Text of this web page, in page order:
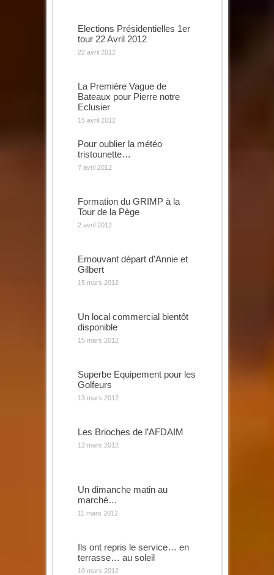
Elections Présidentielles 1er
tour 22 Avril 2012
22 avril 2012
La Première Vague de
Bateaux pour Pierre notre
Eclusier
15 avril 2012
Pour oublier la météo
tristounette…
7 avril 2012
Formation du GRIMP à la
Tour de la Pège
2 avril 2012
Emouvant départ d’Annie et
Gilbert
15 mars 2012
Un local commercial bientôt
disponible
15 mars 2012
Superbe Equipement pour les
Golfeurs
13 mars 2012
Les Brioches de l’AFDAIM
12 mars 2012
Un dimanche matin au
marché…
11 mars 2012
Ils ont repris le service… en
terrasse… au soleil
10 mars 2012